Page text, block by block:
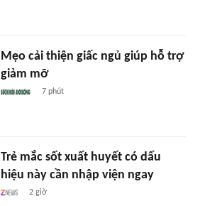
Mẹo cải thiện giấc ngủ giúp hỗ trợ
giảm mỡ
7 phút
Trẻ mắc sốt xuất huyết có dấu
hiệu này cần nhập viện ngay
2 giờ